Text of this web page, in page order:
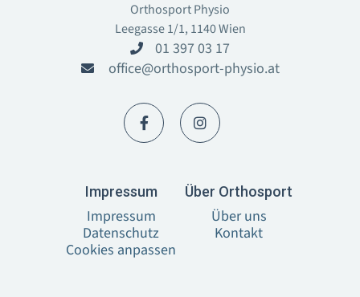
Orthosport Physio
Leegasse 1/1, 1140 Wien
 01 397 03 17
 office@orthosport-physio.at
 
I‍mpressum
Impressum
Datenschutz
Cookies anpassen
Über Orthosport
Über uns
Kontakt